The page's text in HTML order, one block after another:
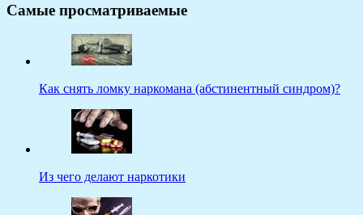
Самые просматриваемые
Как снять ломку наркомана (абстинентный синдром)?
Из чего делают наркотики